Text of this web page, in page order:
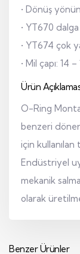
• Dönüş
• YT670 dalga
• YT674 çok
• Mil çapı: 14
Ürün
O-Ring
benzeri döner
için kullanılan
Endüstriyel
mekanik
olarak
Benzer Ürünler